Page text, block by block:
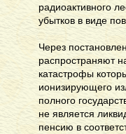
радиоактивного
убытков в виде
Через
распространяют
катастрофы
ионизирующего
полного
не является
пенсию в